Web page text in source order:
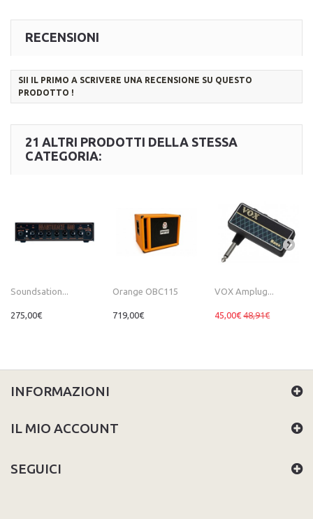
RECENSIONI
SII IL PRIMO A SCRIVERE UNA RECENSIONE SU QUESTO
PRODOTTO !
21 ALTRI PRODOTTI DELLA STESSA
CATEGORIA:
Soundsation...
275,00€
Orange OBC115
719,00€
VOX Amplug...
45,00€ 48,91€
INFORMAZIONI
IL MIO ACCOUNT
SEGUICI